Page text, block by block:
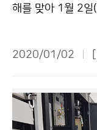
해를 맞아 1월 2일
2020/01/02